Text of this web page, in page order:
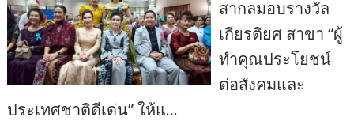
สากลมอบรางวัล
เกียรติยศ สาขา “ผู้
ทำคุณประโยชน์
ต่อสังคมและ
ประเทศชาติดีเด่น” ให้แ…